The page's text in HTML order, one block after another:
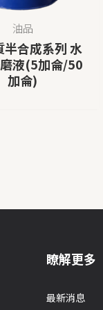
油品
半合成系列 水
液(5加侖/50
加侖)
瞭解更多
最新消息